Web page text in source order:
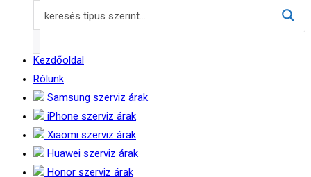
Kezdőoldal
Rólunk
Samsung szerviz árak
iPhone szerviz árak
Xiaomi szerviz árak
Huawei szerviz árak
Honor szerviz árak